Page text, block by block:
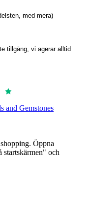
med mera)
tillgång, vi agerar alltid
and Gemstones
Öppna
och